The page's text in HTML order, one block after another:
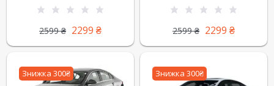
2599₴ 2299 ₴ 2599₴ 2299 ₴
Знижка 300₴ Знижка 300₴